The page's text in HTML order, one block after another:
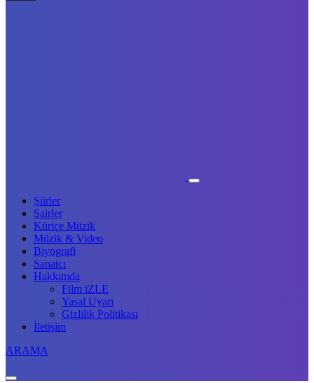
Şiirler
Şairler
Kürtçe Müzik
Müzik & Video
Biyografi
Sanatçı
Hakkımda
Film iZLE
Yasal Uyarı
Gizlilik Politikası
İletişim
ARAMA